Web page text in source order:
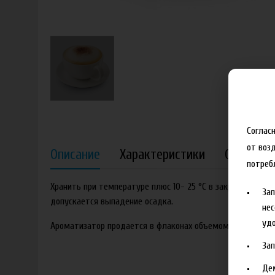
Описание Характеристики Отзывы
Хранить при температуре плюс 10- 25 °C в закрытой
допускается выпадение осадка.
Ароматизатор продается в флаконах объемом 5 мл.
от